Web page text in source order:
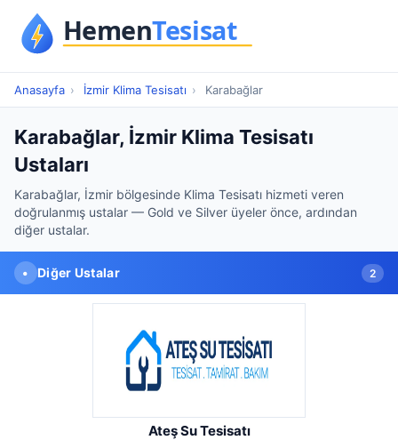
Anasayfa › İzmir Klima Tesisatı › Karabağlar
Karabağlar, İzmir Klima Tesisatı
Ustaları
Karabağlar, İzmir bölgesinde Klima Tesisatı hizmeti veren
doğrulanmış ustalar — Gold ve Silver üyeler önce, ardından
diğer ustalar.
• Diğer Ustalar 2
Ateş Su Tesisatı